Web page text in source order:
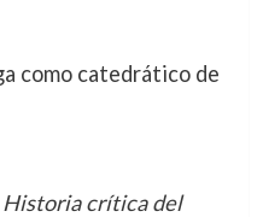
como catedrático de
Historia crítica del